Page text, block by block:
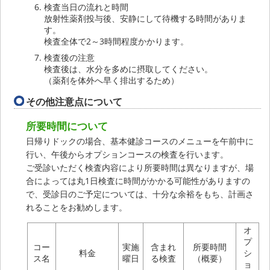
検査当日の流れと時間
放射性薬剤投与後、安静にして待機する時間がありま
す。
検査全体で2～3時間程度かかります。
検査後の注意
検査後は、水分を多めに摂取してください。
（薬剤を体外へ早く排出するため）
その他注意点について
所要時間について
日帰りドックの場合、基本健診コースのメニューを午前中に
行い、午後からオプションコースの検査を行います。
ご受診いただく検査内容により所要時間は異なりますが、場
合によっては丸1日検査に時間がかかる可能性がありますの
で、受診日のご予定については、十分な余裕をもち、計画さ
れることをお勧めします。
コー
ス名
料金
実施
曜日
含まれ
る検査
所要時間
（概要）
オ
プ
シ
ョ